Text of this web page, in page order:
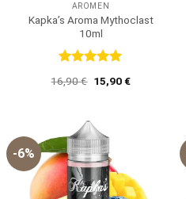
AROMEN
Kapka’s Aroma Mythoclast
10ml
mit 5 von
16,90€ Ursprünglicher
Preis
15,90€Aktueller
-6%